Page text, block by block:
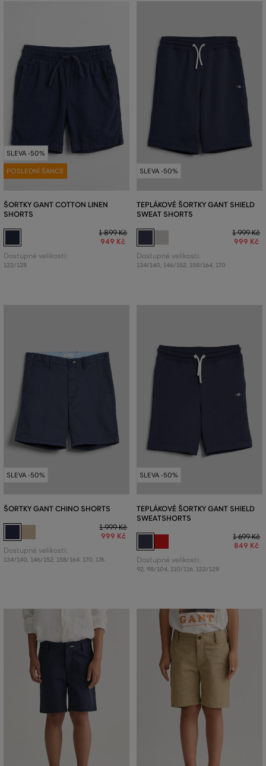
SLEVA -50%
POSLEDNÍ ŠANCE
ŠORTKY GANT COTTON LINEN
SHORTS
1 899 Kč
949 Kč
Dostupné velikosti:
122/128
SLEVA -50%
TEPLÁKOVÉ ŠORTKY GANT SHIELD
SWEAT SHORTS
1 999 Kč
999 Kč
Dostupné velikosti:
134/140, 146/152, 158/164, 170
SLEVA -50%
ŠORTKY GANT CHINO SHORTS
1 999 Kč
999 Kč
Dostupné velikosti:
134/140 146/152 158/164 170 176
SLEVA -50%
TEPLÁKOVÉ ŠORTKY GANT SHIELD
SWEATSHORTS
1 699 Kč
849 Kč
Dostupné velikosti:
92 98/104 110/116, 122/128